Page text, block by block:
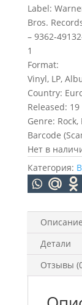
Label:
Bros.
– 9362-
1
Format:
Vinyl, LP,
Country:
Released:
Genre: Rock,
Barcode
Нет в
Категория:
Описание
Детали
Отзывы